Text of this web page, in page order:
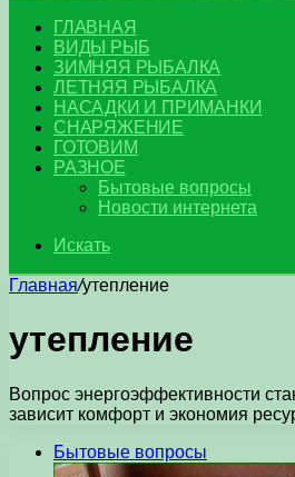
ГЛАВНАЯ
ВИДЫ РЫБ
ЗИМНЯЯ РЫБАЛКА
ЛЕТНЯЯ РЫБАЛКА
НАСАДКИ И ПРИМАНКИ
СНАРЯЖЕНИЕ
ГОТОВИМ
РАЗНОЕ
Бытовые вопросы
Новости интернета
Искать
Главная/утепление
утепление
Вопрос энергоэффективности
зависит комфорт и экономия
Бытовые вопросы